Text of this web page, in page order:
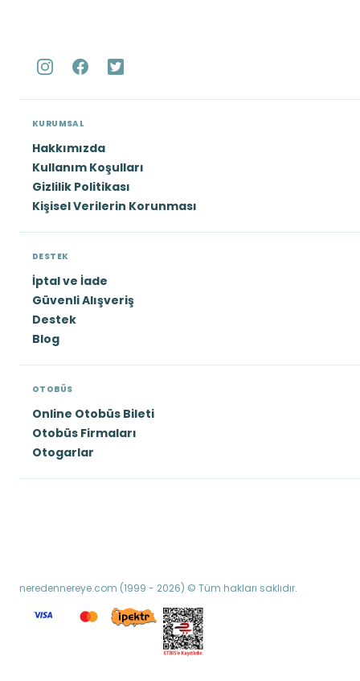
KURUMSAL
Hakkımızda
Kullanım Koşulları
Gizlilik Politikası
Kişisel Verilerin Korunması
DESTEK
İptal ve İade
Güvenli Alışveriş
Destek
Blog
OTOBÜS
Online Otobüs Bileti
Otobüs Firmaları
Otogarlar
neredennereye.com (1999 - 2026) © Tüm hakları saklıdır.